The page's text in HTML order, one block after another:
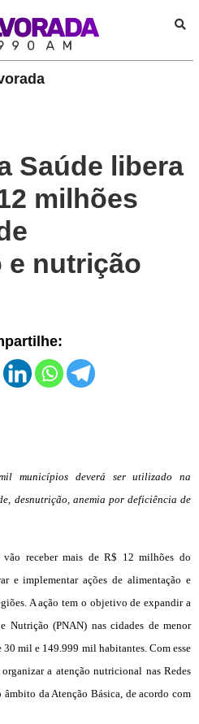
Saúde libera
milhões
e nutrição
municípios deverá ser utilizado na
desnutrição, anemia por deficiência de
receber mais de R$ 12 milhões do
e implementar ações de alimentação e
A ação tem o objetivo de expandir a
Nutrição (PNAN) nas cidades de menor
mil e 149.999 mil habitantes. Com esse
a atenção nutricional nas Redes
âmbito da Atenção Básica, de acordo com